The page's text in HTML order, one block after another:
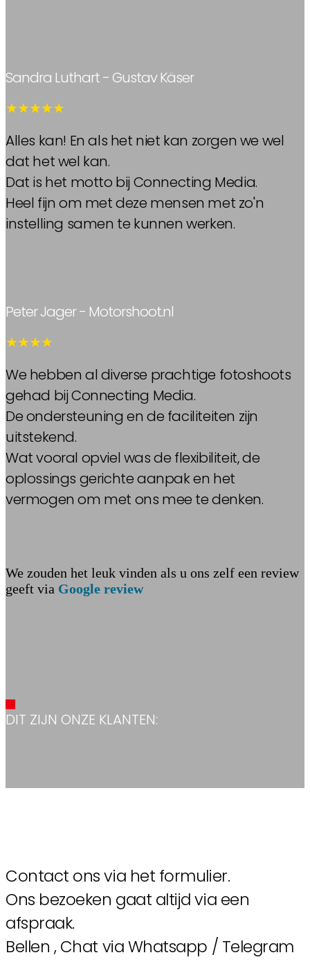
Sandra Luthart - Gustav Käser
★★★★★
Alles kan! En als het niet kan zorgen we wel
dat het wel kan.
Dat is het motto bij Connecting Media.
Heel fijn om met deze mensen met zo'n
instelling samen te kunnen werken.
Peter Jager - Motorshoot.nl
★★★★
We hebben al diverse prachtige fotoshoots
gehad bij Connecting Media.
De ondersteuning en de faciliteiten zijn
uitstekend.
Wat vooral opviel was de flexibiliteit, de
oplossings gerichte aanpak en het
vermogen om met ons mee te denken.
We zouden het leuk vinden als u ons zelf een review
geeft via Google review
DIT ZIJN ONZE KLANTEN:
Contact ons via het formulier.
Ons bezoeken gaat altijd via een
afspraak.
Bellen , Chat via Whatsapp / Telegram